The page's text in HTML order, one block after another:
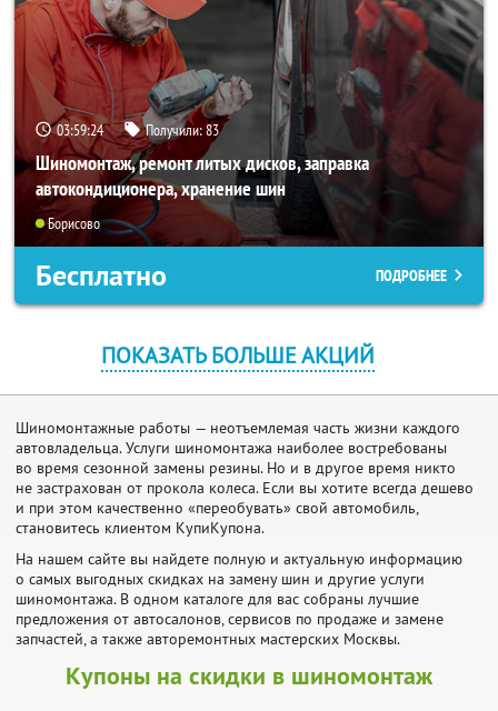
03:59:23 Получили:83
Шиномонтаж, ремонт литых дисков, заправка
автокондиционера, хранение шин
Борисово
Бесплатно ПОДРОБНЕЕ
ПОКАЗАТЬ БОЛЬШЕ АКЦИЙ
Шиномонтажные работы — неотъемлемая часть жизни каждого
автовладельца. Услуги шиномонтажа наиболее востребованы
во время сезонной замены резины. Но и в другое время никто
не застрахован от прокола колеса. Если вы хотите всегда дешево
и при этом качественно «переобувать» свой автомобиль,
становитесь клиентом КупиКупона.
На нашем сайте вы найдете полную и актуальную информацию
о самых выгодных скидках на замену шин и другие услуги
шиномонтажа. В одном каталоге для вас собраны лучшие
предложения от автосалонов, сервисов по продаже и замене
запчастей, а также авторемонтных мастерских Москвы.
Купоны на скидки в шиномонтаж